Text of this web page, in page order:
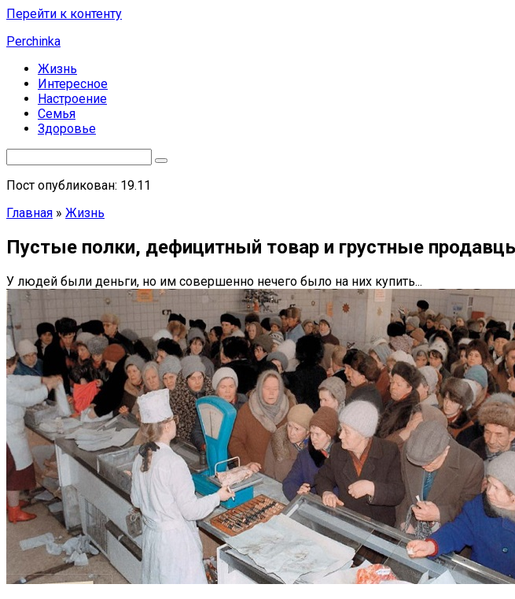
Перейти к контенту
Perchinka
Жизнь
Интересное
Настроение
Семья
Здоровье
Пост опубликован: 19.11
Главная » Жизнь
Пустые полки, дефицитный товар и грустные
У людей были деньги, но им совершенно нечего было на них купить...